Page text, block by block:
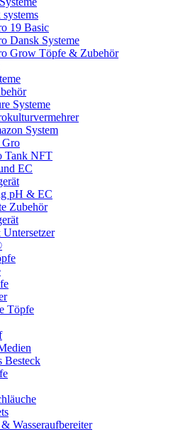
19 Basic
Dansk Systeme
Grow Töpfe & Zubehör
Systeme
System
Tank NFT
EC
pH & EC
Zubehör
Töpfe
Besteck
Wasseraufbereiter